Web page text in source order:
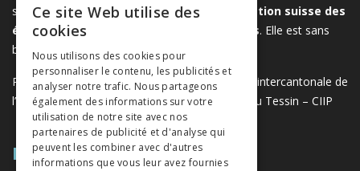
sociales. Libreo.ch est la propriété de l'
Association suisse des
éditeurs de sciences sociales et humaines. Elle est sans
but lucratif.www.editeurssuisses.ch
Projet réalisé avec le soutien de la Conférence intercantonale de
l’instruction publique de la Suisse romande et du Tessin – CIIP
PLAN DU SITE
ITALIAN
Ce site Web utilise des
cookies
Nous utilisons des cookies pour
personnaliser le contenu, les publicités et
analyser notre trafic. Nous partageons
également des informations sur votre
utilisation de notre site avec nos
partenaires de publicité et d'analyse qui
peuvent les combiner avec d'autres
informations que vous leur avez fournies